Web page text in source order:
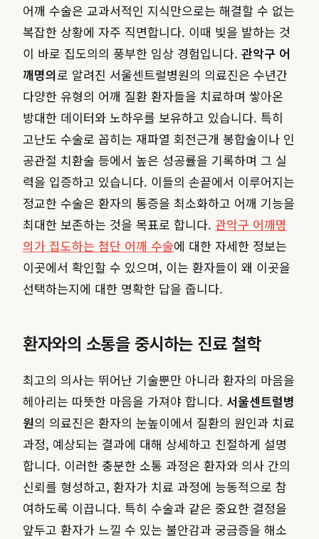
어깨 수술은 교과서적인 지식만으로는 해결할 수 없는
복잡한 상황에 자주 직면합니다. 이때 빛을 발하는 것
이 바로 집도의의 풍부한 임상 경험입니다. 관악구 어
깨명의로 알려진 서울센트럴병원의 의료진은 수년간
다양한 유형의 어깨 질환 환자들을 치료하며 쌓아온
방대한 데이터와 노하우를 보유하고 있습니다. 특히
고난도 수술로 꼽히는 재파열 회전근개 봉합술이나 인
공관절 치환술 등에서 높은 성공률을 기록하며 그 실
력을 입증하고 있습니다. 이들의 손끝에서 이루어지는
정교한 수술은 환자의 통증을 최소화하고 어깨 기능을
최대한 보존하는 것을 목표로 합니다. 관악구 어깨명
의가 집도하는 첨단 어깨 수술에 대한 자세한 정보는
이곳에서 확인할 수 있으며, 이는 환자들이 왜 이곳을
선택하는지에 대한 명확한 답을 줍니다.
환자와의 소통을 중시하는 진료 철학
최고의 의사는 뛰어난 기술뿐만 아니라 환자의 마음을
헤아리는 따뜻한 마음을 가져야 합니다. 서울센트럴병
원의 의료진은 환자의 눈높이에서 질환의 원인과 치료
과정, 예상되는 결과에 대해 상세하고 친절하게 설명
합니다. 이러한 충분한 소통 과정은 환자와 의사 간의
신뢰를 형성하고, 환자가 치료 과정에 능동적으로 참
여하도록 이끕니다. 특히 수술과 같은 중요한 결정을
앞두고 환자가 느낄 수 있는 불안감과 궁금증을 해소